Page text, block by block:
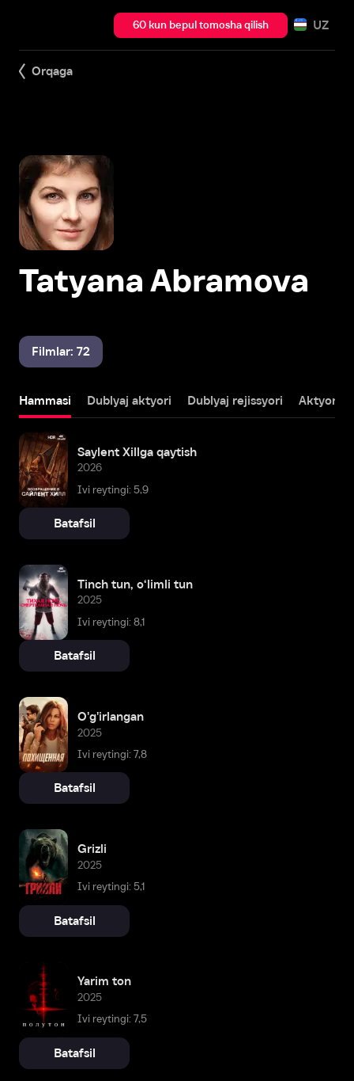
60 kun bepul tomosha qilish UZ
Orqaga
Tatyana Abramova
Filmlar: 72
Hammasi Dublyaj aktyori Dublyaj rejissyori Aktyor
Saylent Xillga qaytish
2026
Ivi reytingi: 5,9
Batafsil
Tinch tun, o‘limli tun
2025
Ivi reytingi: 8,1
Batafsil
O'g'irlangan
2025
Ivi reytingi: 7,8
Batafsil
Grizli
2025
Ivi reytingi: 5,1
Batafsil
Yarim ton
2025
Ivi reytingi: 7,5
Batafsil